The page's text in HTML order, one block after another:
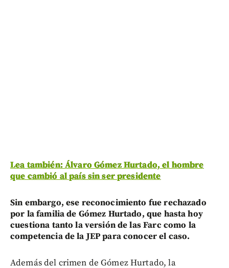
Lea también: Álvaro Gómez Hurtado, el hombre
que cambió al país sin ser presidente
Sin embargo, ese reconocimiento fue rechazado
por la familia de Gómez Hurtado, que hasta hoy
cuestiona tanto la versión de las Farc como la
competencia de la JEP para conocer el caso.
Además del crimen de Gómez Hurtado, la